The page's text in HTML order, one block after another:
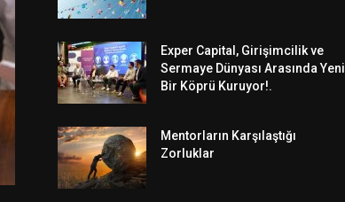
Exper Capital, Girişimcilik ve
Sermaye Dünyası Arasında Yeni
Bir Köprü Kuruyor!.
Mentorların Karşılaştığı
Zorluklar